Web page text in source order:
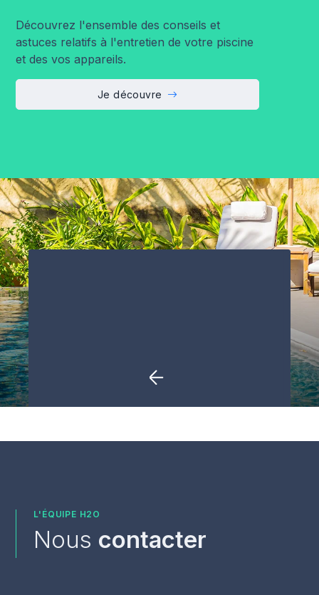
Découvrez l'ensemble des conseils et
astuces relatifs à l'entretien de votre piscine
et des vos appareils.
Je découvre
Je découvre
L'ÉQUIPE H2O
Nous contacter